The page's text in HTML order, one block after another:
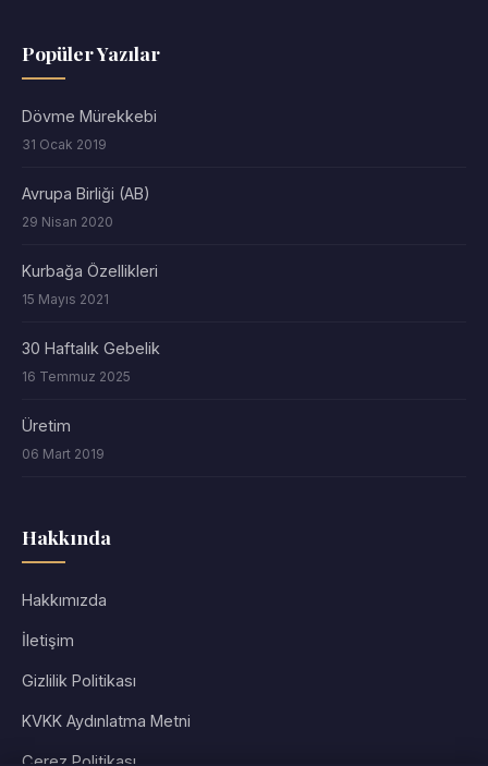
Popüler Yazılar
Dövme Mürekkebi
31 Ocak 2019
Avrupa Birliği (AB)
29 Nisan 2020
Kurbağa Özellikleri
15 Mayıs 2021
30 Haftalık Gebelik
16 Temmuz 2025
Üretim
06 Mart 2019
Hakkında
Hakkımızda
İletişim
Gizlilik Politikası
KVKK Aydınlatma Metni
Çerez Politikası